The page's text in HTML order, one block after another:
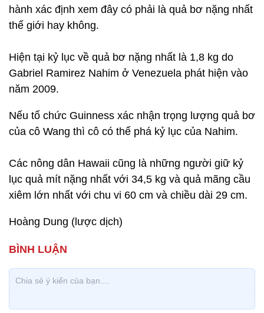
hành xác định xem đây có phải là quả bơ nặng nhất
thế giới hay không.
Hiện tại kỷ lục về quả bơ nặng nhất là 1,8 kg do
Gabriel Ramirez Nahim ở Venezuela phát hiện vào
năm 2009.
Nếu tổ chức Guinness xác nhận trọng lượng quả bơ
của cô Wang thì cô có thể phá kỷ lục của Nahim.
Các nông dân Hawaii cũng là những người giữ kỷ
lục quả mít nặng nhất với 34,5 kg và quả mãng cầu
xiêm lớn nhất với chu vi 60 cm và chiều dài 29 cm.
Hoàng Dung (lược dịch)